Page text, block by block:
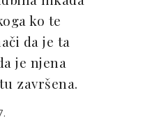
ko te
da je ta
je njena
završena.